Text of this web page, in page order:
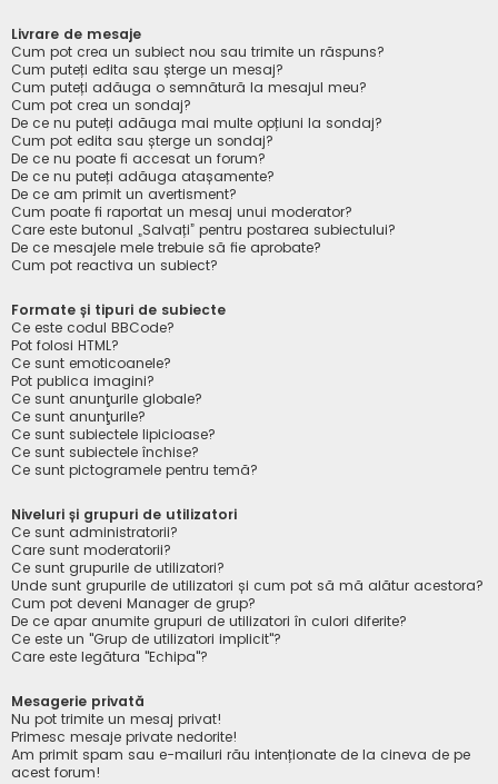
Livrare de mesaje
Cum pot crea un subiect nou sau trimite un răspuns?
Cum puteți edita sau șterge un mesaj?
Cum puteți adăuga o semnătură la mesajul meu?
Cum pot crea un sondaj?
De ce nu puteți adăuga mai multe opțiuni la sondaj?
Cum pot edita sau șterge un sondaj?
De ce nu poate fi accesat un forum?
De ce nu puteți adăuga atașamente?
De ce am primit un avertisment?
Cum poate fi raportat un mesaj unui moderator?
Care este butonul „Salvați” pentru postarea subiectului?
De ce mesajele mele trebuie să fie aprobate?
Cum pot reactiva un subiect?
Formate și tipuri de subiecte
Ce este codul BBCode?
Pot folosi HTML?
Ce sunt emoticoanele?
Pot publica imagini?
Ce sunt anunţurile globale?
Ce sunt anunţurile?
Ce sunt subiectele lipicioase?
Ce sunt subiectele închise?
Ce sunt pictogramele pentru temă?
Niveluri și grupuri de utilizatori
Ce sunt administratorii?
Care sunt moderatorii?
Ce sunt grupurile de utilizatori?
Unde sunt grupurile de utilizatori și cum pot să mă alătur acestora?
Cum pot deveni Manager de grup?
De ce apar anumite grupuri de utilizatori în culori diferite?
Ce este un "Grup de utilizatori implicit"?
Care este legătura "Echipa"?
Mesagerie privată
Nu pot trimite un mesaj privat!
Primesc mesaje private nedorite!
Am primit spam sau e-mailuri rău intenționate de la cineva de pe
acest forum!